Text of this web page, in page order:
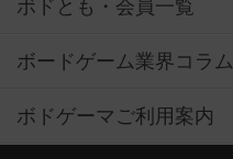
ボドとも・会員一覧
ボードゲーム業界コラム
ボドゲーマご利用案内